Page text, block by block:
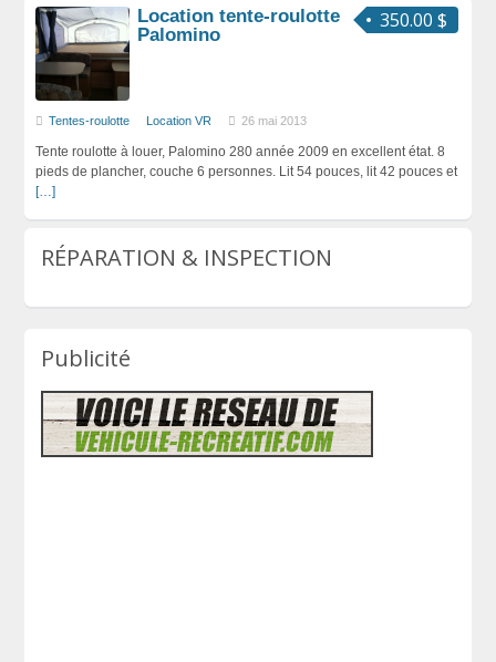
350.00 $
Location tente-roulotte
Palomino
Tentes-roulotte Location VR 26 mai 2013
Tente roulotte à louer, Palomino 280 année 2009 en excellent état. 8
pieds de plancher, couche 6 personnes. Lit 54 pouces, lit 42 pouces et
[…]
RÉPARATION & INSPECTION
Publicité